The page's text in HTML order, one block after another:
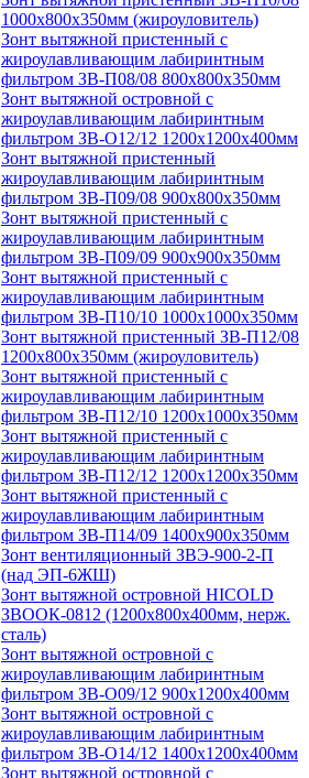
1000х800х350мм (жироуловитель)
Зонт вытяжной пристенный с
жироулавливающим лабиринтным
фильтром ЗВ-П08/08 800х800х350мм
Зонт вытяжной островной с
жироулавливающим лабиринтным
фильтром ЗВ-О12/12 1200х1200х400мм
Зонт вытяжной пристенный
жироулавливающим лабиринтным
фильтром ЗВ-П09/08 900х800х350мм
Зонт вытяжной пристенный с
жироулавливающим лабиринтным
фильтром ЗВ-П09/09 900х900х350мм
Зонт вытяжной пристенный с
жироулавливающим лабиринтным
фильтром ЗВ-П10/10 1000х1000х350мм
Зонт вытяжной пристенный ЗВ-П12/08
1200х800х350мм (жироуловитель)
Зонт вытяжной пристенный с
жироулавливающим лабиринтным
фильтром ЗВ-П12/10 1200х1000х350мм
Зонт вытяжной пристенный с
жироулавливающим лабиринтным
фильтром ЗВ-П12/12 1200х1200х350мм
Зонт вытяжной пристенный с
жироулавливающим лабиринтным
фильтром ЗВ-П14/09 1400х900х350мм
Зонт вентиляционный ЗВЭ-900-2-П
(над ЭП-6ЖШ)
Зонт вытяжной островной HICOLD
ЗВООК-0812 (1200х800x400мм, нерж.
сталь)
Зонт вытяжной островной с
жироулавливающим лабиринтным
фильтром ЗВ-О09/12 900х1200х400мм
Зонт вытяжной островной с
жироулавливающим лабиринтным
фильтром ЗВ-О14/12 1400х1200х400мм
Зонт вытяжной островной с